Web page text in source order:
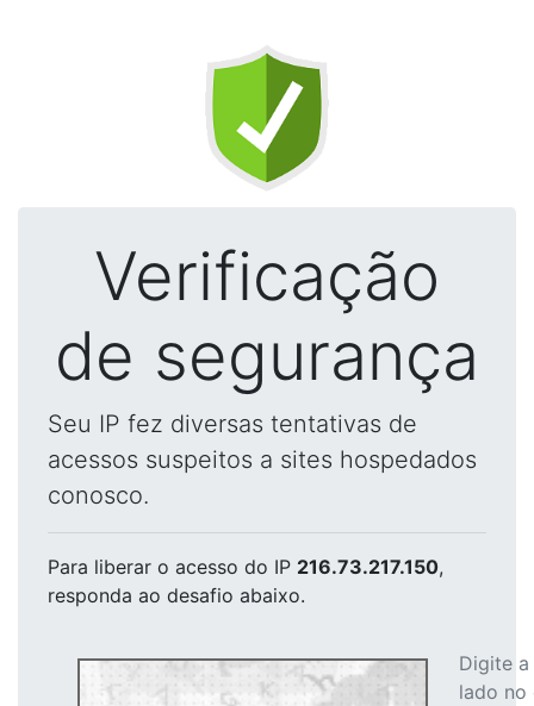
Verificação
de segurança
Seu IP fez diversas tentativas de
acessos suspeitos a sites hospedados
conosco.
Para liberar o acesso do IP 216.73.217.150,
responda ao desafio abaixo.
Digite
lado no